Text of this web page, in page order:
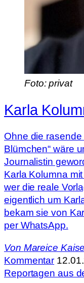
Foto: privat
Karla
Ohne die rasende
Blümchen“ wäre
Journalistin
Karla Kolumna
wer die reale
eigentlich um
bekam sie von
per WhatsApp.
Von Mareice
Kommentar
Reportagen aus